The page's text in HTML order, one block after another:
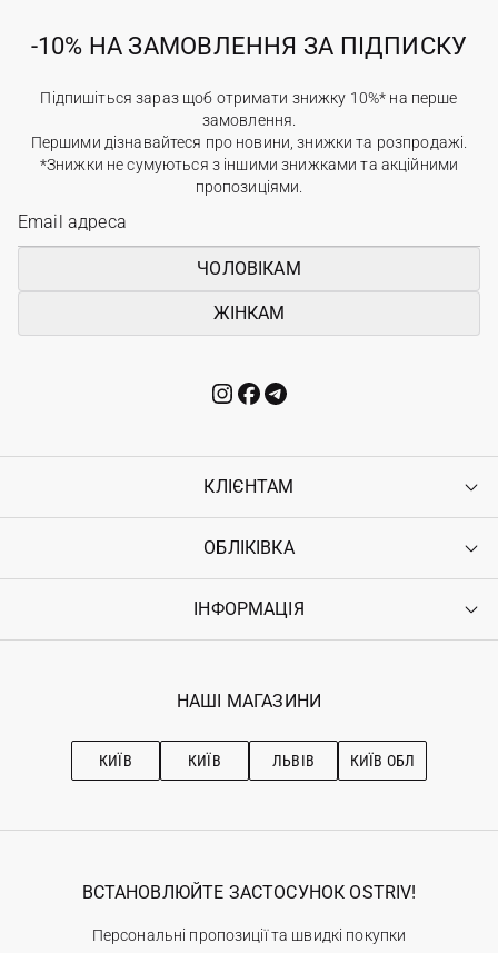
-10% НА ЗАМОВЛЕННЯ ЗА ПІДПИСКУ
Підпишіться зараз щоб отримати знижку 10%* на перше
замовлення.
Першими дізнавайтеся про новини, знижки та розпродажі.
*Знижки не сумуються з іншими знижками та акційними
пропозиціями.
ЧОЛОВІКАМ
ЖІНКАМ
КЛІЄНТАМ
Контакти
Повернення
Гарантія
ОБЛІКІВКА
Увійти
Ostriv Club+
ІНФОРМАЦІЯ
Наші магазини
Рекомендації з догляду
НАШІ МАГАЗИНИ
КИЇВ КИЇВ ЛЬВІВ КИЇВ ОБЛ
ВСТАНОВЛЮЙТЕ ЗАСТОСУНОК OSTRIV!
Персональні пропозиції та швидкі покупки